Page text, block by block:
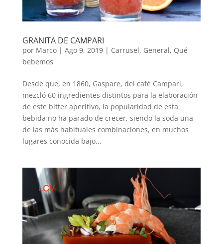
GRANITA DE CAMPARI
por Marco| Ago 9, 2019| Carrusel, General, Qué
bebemos
Desde que, en 1860, Gaspare, del café Campari,
mezcló 60 ingredientes distintos para la elaboración
de este bitter aperitivo, la popularidad de esta
bebida no ha parado de crecer, siendo la soda una
de las más habituales combinaciones, en muchos
lugares conocida bajo...